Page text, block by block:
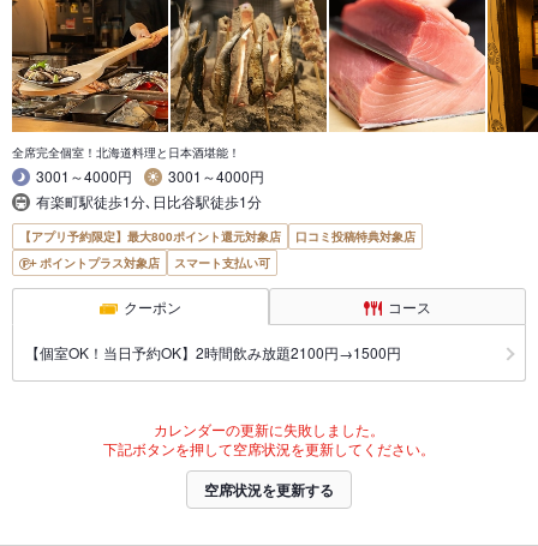
全席完全個室！北海道料理と日本酒堪能！
3001～4000円
3001～4000円
有楽町駅徒歩1分､日比谷駅徒歩1分
【アプリ予約限定】最大800ポイント還元対象店
口コミ投稿特典対象店
ポイントプラス対象店
スマート支払い可
クーポン コース
【個室OK！当日予約OK】2時間飲み放題2100円→1500円
カレンダーの更新に失敗しました。
下記ボタンを押して空席状況を更新してください。
空席状況を更新する